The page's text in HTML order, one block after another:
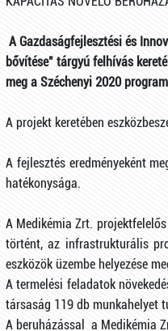
A Gazdaságfejlesztési és
bővítése" tárgyú felhívás
meg a Széchenyi 2020
A projekt keretében
A fejlesztés eredményeként
hatékonysága.
A Medikémia Zrt.
történt, az infrastrukturális
eszközök üzembe helyezése
A termelési feladatok
társaság 119 db munkahelyet
A beruházással a Medikémia